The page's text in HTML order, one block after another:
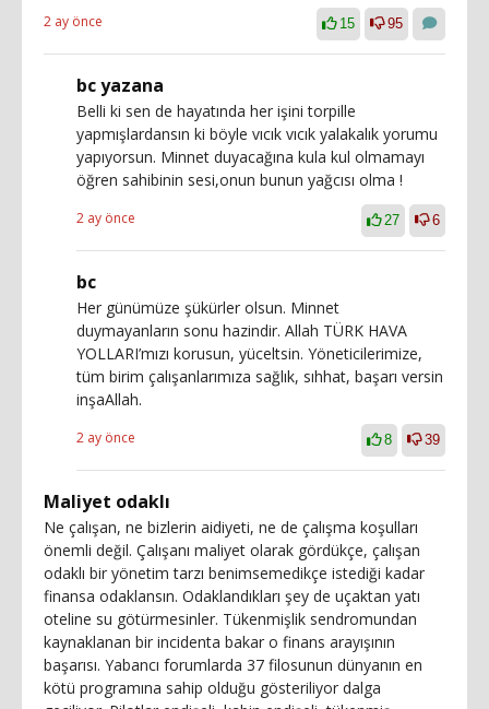
2 ay önce 15 95
bc yazana
Belli ki sen de hayatında her işini torpille
yapmışlardansın ki böyle vıcık vıcık yalakalık yorumu
yapıyorsun. Minnet duyacağına kula kul olmamayı
öğren sahibinin sesi,onun bunun yağcısı olma !
2 ay önce 27 6
bc
Her günümüze şükürler olsun. Minnet
duymayanların sonu hazindir. Allah TÜRK HAVA
YOLLARI’mızı korusun, yüceltsin. Yöneticilerimize,
tüm birim çalışanlarımıza sağlık, sıhhat, başarı versin
inşaAllah.
2 ay önce 8 39
Maliyet odaklı
Ne çalışan, ne bizlerin aidiyeti, ne de çalışma koşulları
önemli değil. Çalışanı maliyet olarak gördükçe, çalışan
odaklı bir yönetim tarzı benimsemedikçe istediği kadar
finansa odaklansın. Odaklandıkları şey de uçaktan yatı
oteline su götürmesinler. Tükenmişlik sendromundan
kaynaklanan bir incidenta bakar o finans arayışının
başarısı. Yabancı forumlarda 37 filosunun dünyanın en
kötü programına sahip olduğu gösteriliyor dalga